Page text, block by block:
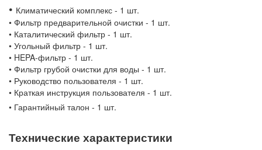
• Климатический комплекс - 1 шт.
• Фильтр предварительной очистки - 1 шт.
• Каталитический фильтр - 1 шт.
• Угольный фильтр - 1 шт.
• HEPA-фильтр - 1 шт.
• Фильтр грубой очистки для воды - 1 шт.
• Руководство пользователя - 1 шт.
• Краткая инструкция пользователя - 1 шт.
• Гарантийный талон - 1 шт.
Технические характеристики